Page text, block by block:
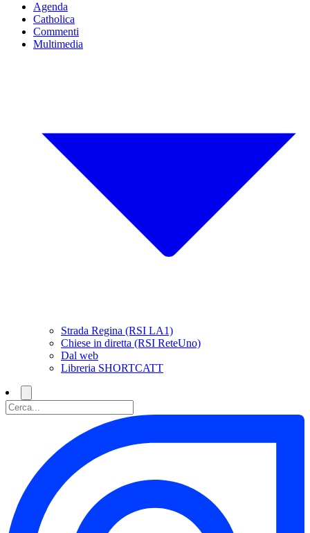
Agenda
Catholica
Commenti
Multimedia
Strada Regina (RSI LA1)
Chiese in diretta (RSI ReteUno)
Dal web
Libreria SHORTCATT